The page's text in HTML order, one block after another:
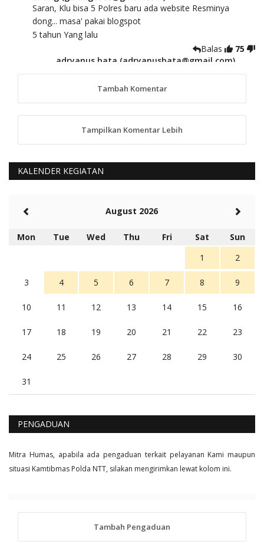
Saran, Klu bisa 5 Polres baru ada website Resminya
dong... masa' pakai blogspot
5 tahun Yang lalu
Balas
75
adryanus bata (adryanusbata@gmail.com)
TKS atas saran dan masukannya, akan kami
tindaklanjuti
anggy (anakkaos@gmail.com)
Kami perantu bisa baca langsung terkait Pilkada Sumba
5 tahun Yang lalu
Rambu (rambu03@gmail.com)
Berita Polres Sumba Barat Mantap
5 tahun Yang lalu
Balas
16
Tambah Komentar
Tampilkan Komentar Lebih
KALENDER KEGIATAN
August 2026
Mon Tue Wed Thu Fri Sat
Sun
1
2
3 4 5 6 7 8 9
10 11 12 13 14 15 16
17 18 19 20 21 22 23
24 25 26 27 28 29 30
31
PENGADUAN
Mitra Humas, apabila ada pengaduan terkait pelayanan Kami maupun
situasi Kamtibmas Polda NTT, silakan mengirimkan lewat kolom ini.
Tambah Pengaduan